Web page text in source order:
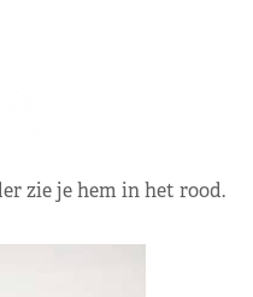
zie je hem in het rood.